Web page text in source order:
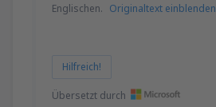
Englischen. Originaltext einblenden
Hilfreich!
Übersetzt durch